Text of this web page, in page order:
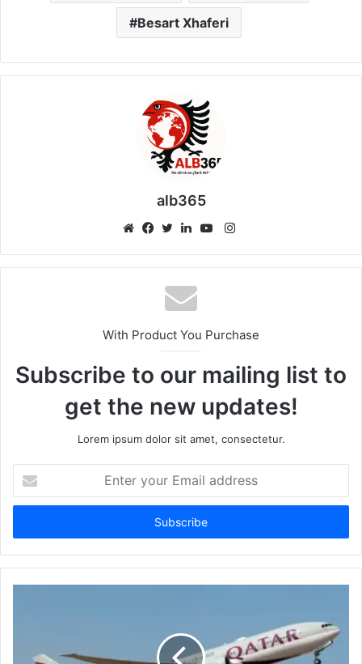
Besart Xhaferi
alb365
Instagram
With Product You Purchase
Subscribe to our mailing list to
get the new updates!
Lorem ipsum dolor sit amet, consectetur.
your
Email